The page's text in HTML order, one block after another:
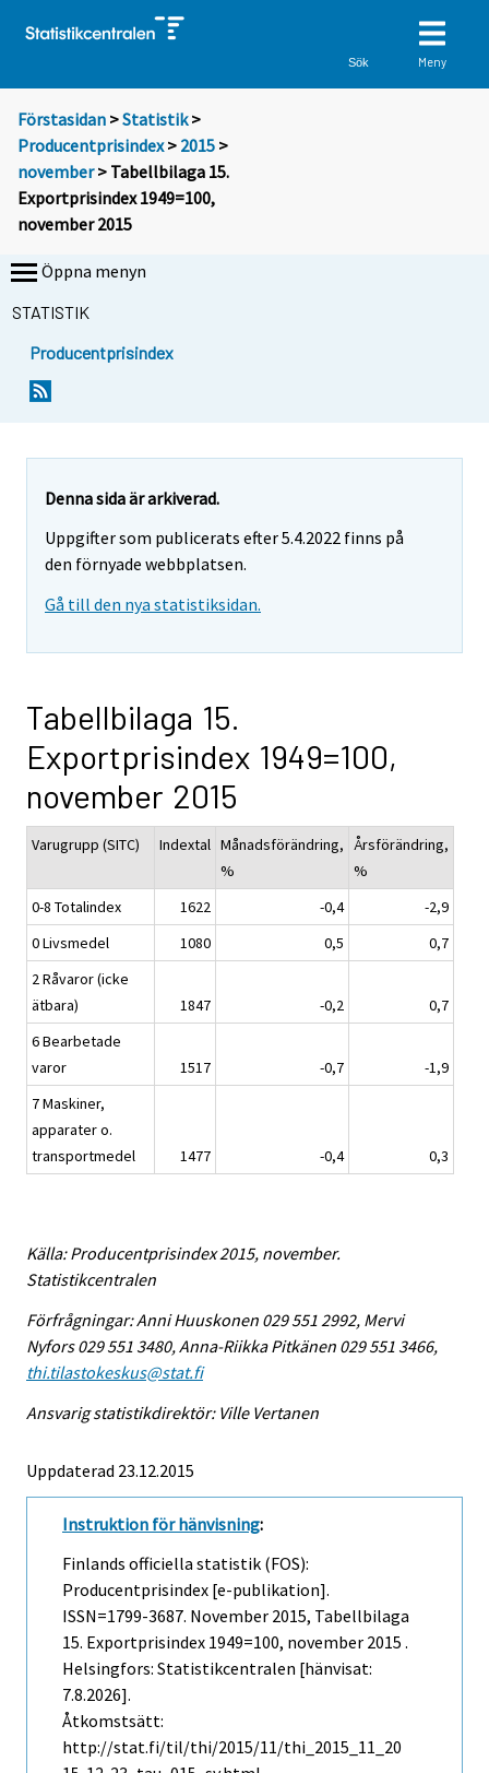
Sök Meny
Förstasidan >Statistik >
Producentprisindex> 2015 >
november> Tabellbilaga 15.
Exportprisindex 1949=100,
november 2015
Öppna menyn
STATISTIK
Producentprisindex
Denna sida är arkiverad.
Uppgifter som publicerats efter 5.4.2022 finns på
den förnyade webbplatsen.
Gå till den nya statistiksidan.
Tabellbilaga 15.
Exportprisindex 1949=100,
november 2015
Varugrupp (SITC) Indextal Månadsförändring,
%
Årsförändring,
%
0-8 Totalindex
1622 -0,4
-2,9
0 Livsmedel
1080 0,5
0,7
2 Råvaror (icke
ätbara)
1847 -0,2
0,7
6 Bearbetade
varor
1517 -0,7
-1,9
7 Maskiner,
apparater o.
transportmedel
1477 -0,4 0,3
Källa: Producentprisindex 2015, november.
Statistikcentralen
Förfrågningar: Anni Huuskonen 029 551 2992, Mervi
Nyfors 029 551 3480, Anna-Riikka Pitkänen 029 551 3466,
thi.tilastokeskus@stat.fi
Ansvarig statistikdirektör: Ville Vertanen
Uppdaterad 23.12.2015
Instruktion för hänvisning:
Finlands officiella statistik (FOS):
Producentprisindex [e-publikation].
ISSN=1799-3687. November 2015, Tabellbilaga
15. Exportprisindex 1949=100, november 2015 .
Helsingfors: Statistikcentralen [hänvisat:
7.8.2026].
Åtkomstsätt:
http://stat.fi/til/thi/2015/11/thi_2015_11_20